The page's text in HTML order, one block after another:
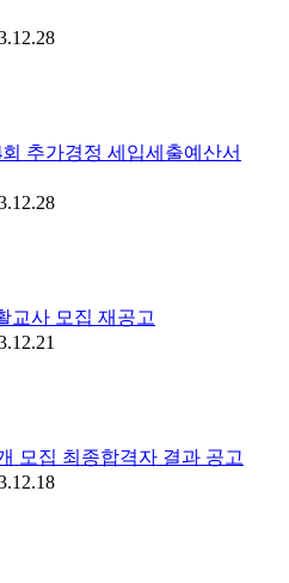
추가경정 세입세출예산서
교사 모집 재공고
모집 최종합격자 결과 공고